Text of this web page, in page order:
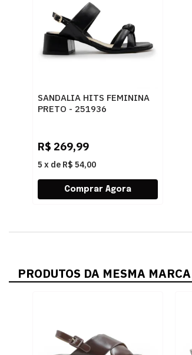
SANDALIA HITS FEMININA
PRETO - 251936
R$ 269,99
5 x de R$ 54,00
PRODUTOS DA MESMA MARCA